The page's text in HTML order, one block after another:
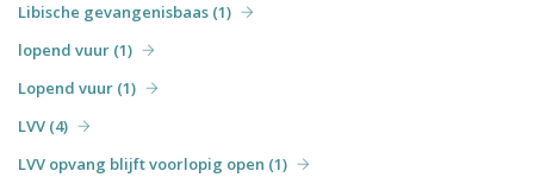
Libische gevangenisbaas (1)
lopend vuur (1)
Lopend vuur (1)
LVV (4)
LVV opvang blijft voorlopig open (1)